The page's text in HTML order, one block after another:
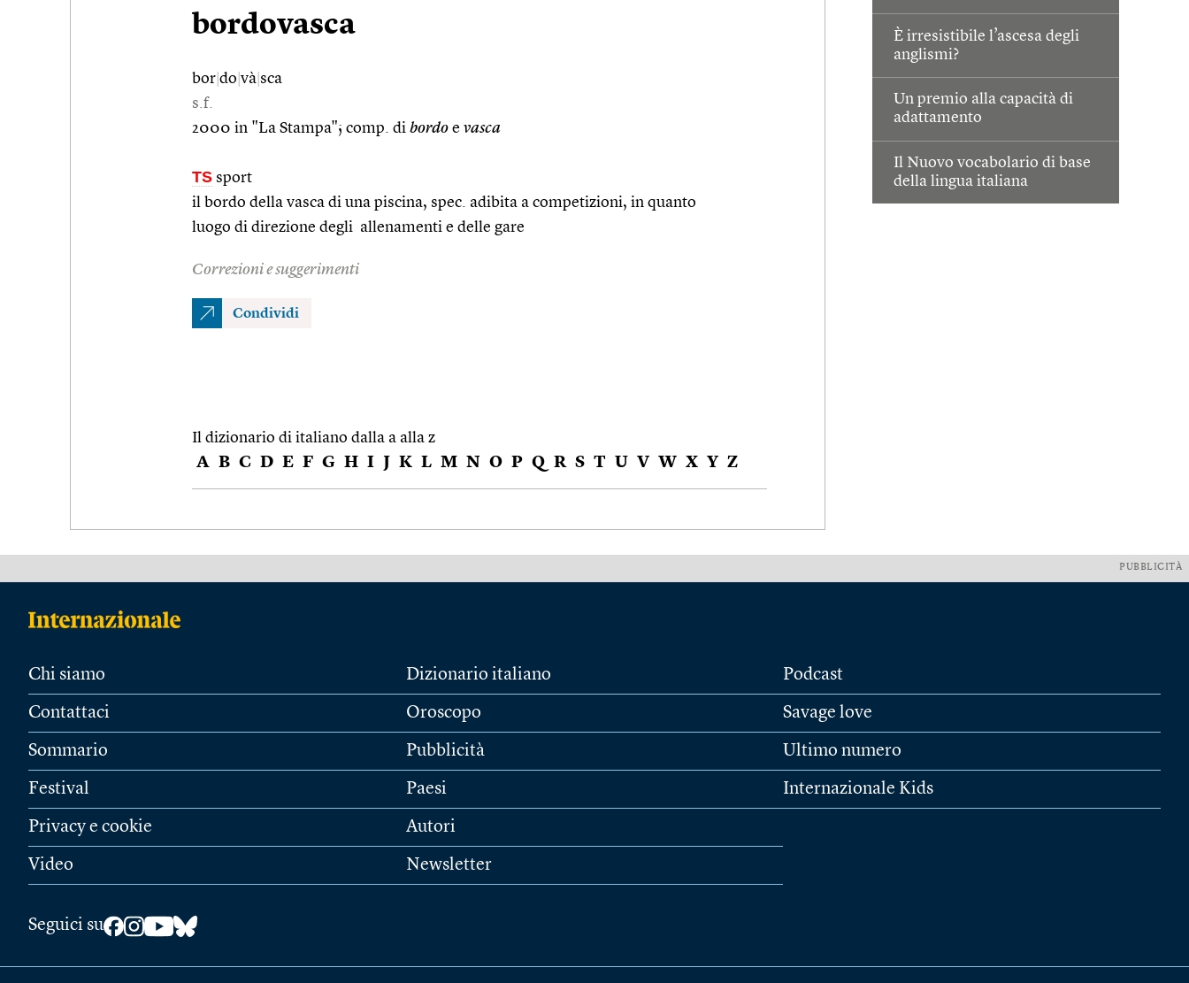
È irresistibile l’ascesa degli
anglismi?
Un premio alla capacità di
adattamento
Il Nuovo vocabolario di base
della lingua italiana
bordovasca
bor do và sca
s.f.
2000 in "La Stampa"; comp. di bordo e vasca
TS sport
il bordo della vasca di una piscina, spec. adibita a competizioni, in quanto
luogo di direzione degli allenamenti e delle gare
Correzioni e suggerimenti
Condividi
Il dizionario di italiano dalla a alla z
A B C D E F G H I J K L M N O P Q R S T U V W X Y Z
PUBBLICITÀ
Chi siamo
Contattaci
Sommario
Festival
Privacy e cookie
Video
Dizionario italiano
Oroscopo
Pubblicità
Paesi
Autori
Newsletter
Podcast
Savage love
Ultimo numero
Internazionale Kids
Seguici su